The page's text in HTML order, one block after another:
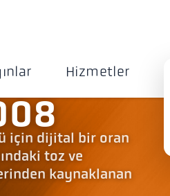
Hizmetler
için dijital bir oran
toz ve
kaynaklanan